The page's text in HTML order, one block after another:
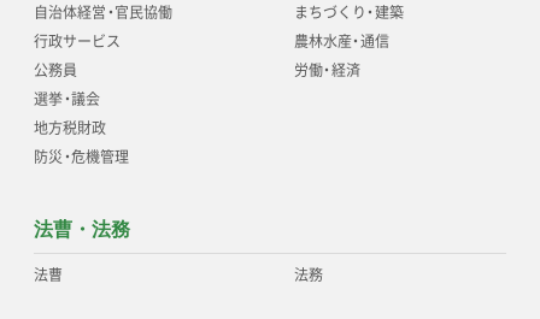
自治体経営・官民協働
行政サービス
公務員
選挙・議会
地方税財政
防災・危機管理
まちづくり・建築
農林水産・通信
労働・経済
法曹・法務
法曹 法務